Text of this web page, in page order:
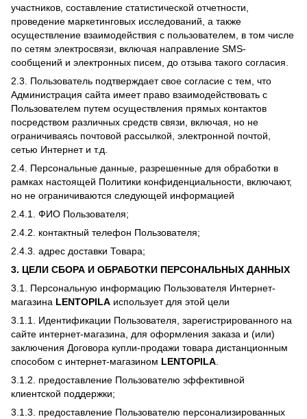
участников, составление статистической отчетности,
проведение маркетинговых исследований, а также
осуществление взаимодействия с пользователем, в том числе
по сетям электросвязи, включая направление SMS-
сообщений и электронных писем, до отзыва такого согласия.
2.3. Пользователь подтверждает свое согласие с тем, что
Администрация сайта имеет право взаимодействовать с
Пользователем путем осуществления прямых контактов
посредством различных средств связи, включая, но не
ограничиваясь почтовой рассылкой, электронной почтой,
сетью Интернет и т.д.
2.4. Персональные данные, разрешенные для обработки в
рамках настоящей Политики конфиденциальности, включают,
но не ограничиваются следующей информацией
2.4.1. ФИО Пользователя;
2.4.2. контактный телефон Пользователя;
2.4.3. адрес доставки Товара;
3. ЦЕЛИ СБОРА И ОБРАБОТКИ ПЕРСОНАЛЬНЫХ ДАННЫХ
3.1. Персональную информацию Пользователя Интернет-
магазина LENTOPILA использует для этой цели
3.1.1. Идентификации Пользователя, зарегистрированного на
сайте интернет-магазина, для оформления заказа и (или)
заключения Договора купли-продажи товара дистанционным
способом с интернет-магазином LENTOPILA
3.1.2. предоставление Пользователю эффективной
клиентской поддержки;
3.1.3. предоставление Пользователю персонализированных